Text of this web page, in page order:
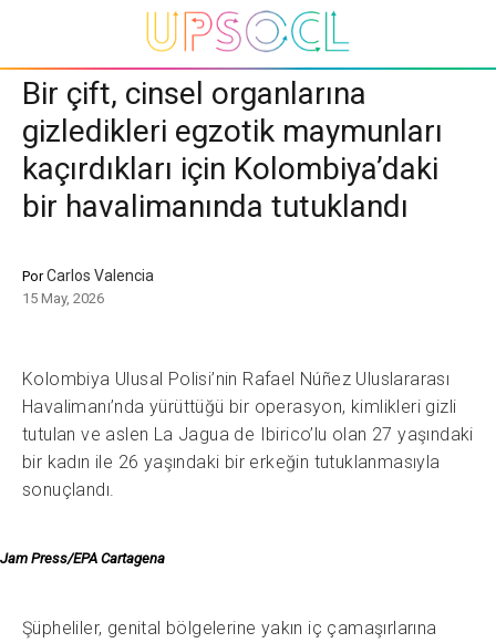
Bir çift, cinsel organlarına
gizledikleri egzotik maymunları
kaçırdıkları için Kolombiya’daki
bir havalimanında tutuklandı
PorCarlos Valencia
15 May, 2026
Kolombiya Ulusal Polisi’nin Rafael Núñez Uluslararası
Havalimanı’nda yürüttüğü bir operasyon, kimlikleri gizli
tutulan ve aslen La Jagua de Ibirico’lu olan 27 yaşındaki
bir kadın ile 26 yaşındaki bir erkeğin tutuklanmasıyla
sonuçlandı.
Jam Press/EPA Cartagena
Şüpheliler, genital bölgelerine yakın iç çamaşırlarına